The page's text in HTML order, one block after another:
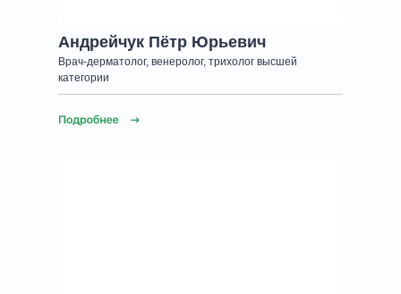
Андрейчук Пётр Юрьевич
Врач-дерматолог, венеролог, трихолог высшей
категории